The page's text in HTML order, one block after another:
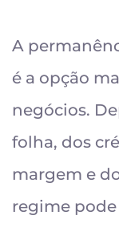
A
é a opção
negócios.
folha, dos
margem e
regime